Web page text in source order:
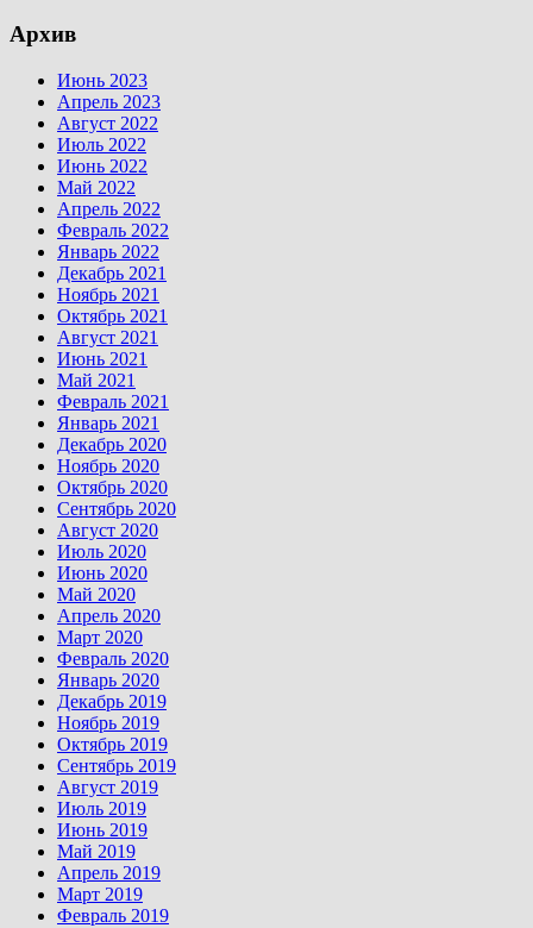
Архив
Июнь 2023
Апрель 2023
Август 2022
Июль 2022
Июнь 2022
Май 2022
Апрель 2022
Февраль 2022
Январь 2022
Декабрь 2021
Ноябрь 2021
Октябрь 2021
Август 2021
Июнь 2021
Май 2021
Февраль 2021
Январь 2021
Декабрь 2020
Ноябрь 2020
Октябрь 2020
Сентябрь 2020
Август 2020
Июль 2020
Июнь 2020
Май 2020
Апрель 2020
Март 2020
Февраль 2020
Январь 2020
Декабрь 2019
Ноябрь 2019
Октябрь 2019
Сентябрь 2019
Август 2019
Июль 2019
Июнь 2019
Май 2019
Апрель 2019
Март 2019
Февраль 2019